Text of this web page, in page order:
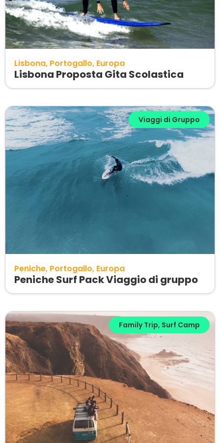
Lisbona Portogallo Europa
Lisbona Proposta Gita Scolastica
Viaggi di Gruppo
Peniche Portogallo Europa
Peniche Surf Pack Viaggio di gruppo
Family Trip, Surf Camp